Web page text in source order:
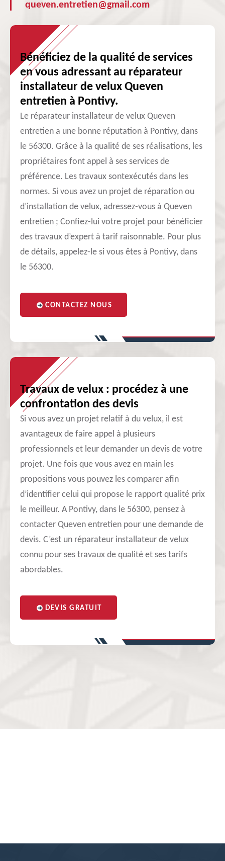
queven.entretien@gmail.com
Bénéficiez de la qualité de services
en vous adressant au réparateur
installateur de velux Queven
entretien à Pontivy.
Le réparateur installateur de velux Queven
entretien a une bonne réputation à Pontivy, dans
le 56300. Grâce à la qualité de ses réalisations, les
propriétaires font appel à ses services de
préférence. Les travaux sontexécutés dans les
normes. Si vous avez un projet de réparation ou
d’installation de velux, adressez-vous à Queven
entretien ; Confiez-lui votre projet pour bénéficier
des travaux d’expert à tarif raisonnable. Pour plus
de détails, appelez-le si vous êtes à Pontivy, dans
le 56300.
CONTACTEZ NOUS
Travaux de velux : procédez à une
confrontation des devis
Si vous avez un projet relatif à du velux, il est
avantageux de faire appel à plusieurs
professionnels et leur demander un devis de votre
projet. Une fois que vous avez en main les
propositions vous pouvez les comparer afin
d’identifier celui qui propose le rapport qualité prix
le meilleur. A Pontivy, dans le 56300, pensez à
contacter Queven entretien pour une demande de
devis. C’est un réparateur installateur de velux
connu pour ses travaux de qualité et ses tarifs
abordables.
DEVIS GRATUIT